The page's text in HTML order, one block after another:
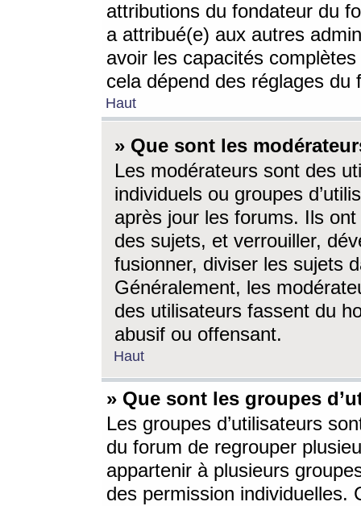
attributions du fondateur du
a attribué(e) aux autres
avoir les capacités
cela dépend des réglages du
Haut
» Que sont les
Les modérateurs sont des
individuels ou groupes
après jour les forums. Ils ont
des sujets, et verrouiller,
fusionner, diviser les sujets
Généralement, les
des utilisateurs fassent du
abusif ou offensant.
Haut
» Que sont les groupes
Les groupes d’utilisateurs
du forum de regrouper
appartenir à plusieurs
des permission individuelles.